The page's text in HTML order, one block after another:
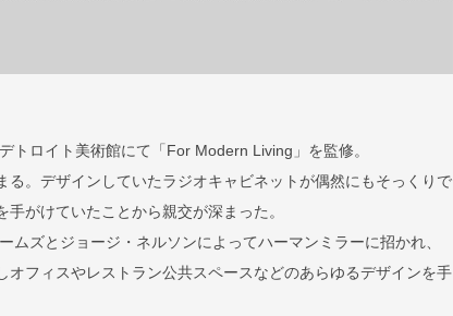
トロイト美術館にて「For Modern Living」を監修。
る。デザインしていたラジオキャビネットが偶然にもそっくりで
がけていたことから親交が深まった。
ズとジョージ・ネルソンによってハーマンミラーに招かれ、
フィスやレストラン公共スペースなどのあらゆるデザインを手